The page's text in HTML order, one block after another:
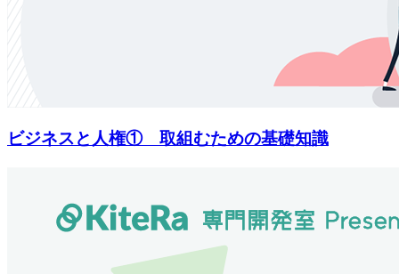
ビジネスと人権① 取組むための基礎知識